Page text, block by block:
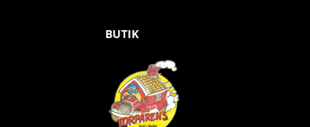
BUTIK